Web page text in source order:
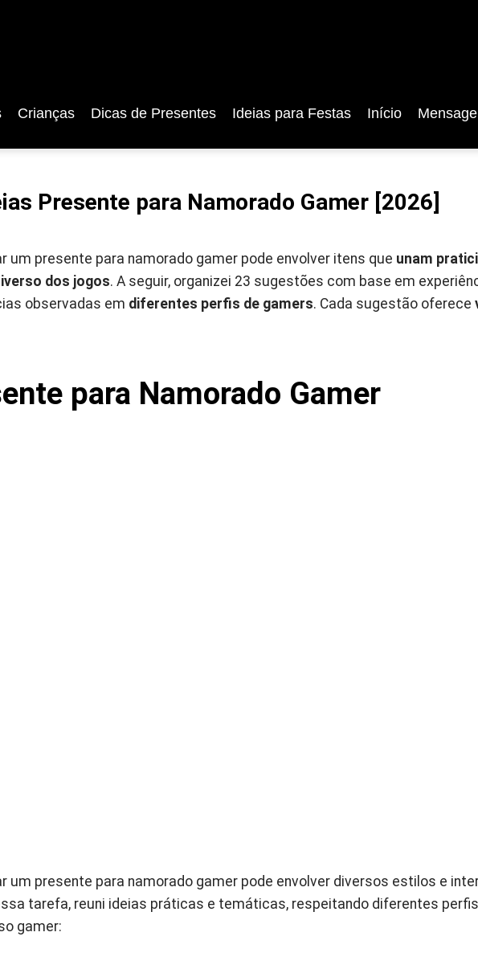
Crianças Dicas de Presentes Ideias para Festas Início
Presente para Namorado Gamer [2026]
um presente para namorado gamer pode envolver itens que unam
dos jogos. A seguir, organizei 23 sugestões com base em
observadas em diferentes perfis de gamers. Cada sugestão oferece
para Namorado Gamer
um presente para namorado gamer pode envolver diversos estilos e
tarefa, reuni ideias práticas e temáticas, respeitando diferentes
gamer: